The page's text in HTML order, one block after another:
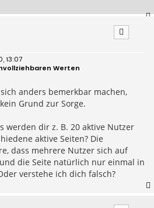
13:07
Werten
anders bemerkbar machen,
Grund zur Sorge.
werden dir z. B. 20 aktive Nutzer
aktive Seiten? Die
dass mehrere Nutzer sich auf
die Seite natürlich nur einmal in
verstehe ich dich falsch?